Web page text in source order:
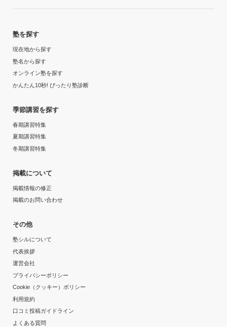
塾を探す
現在地から探す
塾名から探す
オンライン塾を探す
かんたん10秒! ぴったり塾診断
季節講習を探す
春期講習特集
夏期講習特集
冬期講習特集
掲載について
掲載情報の修正
掲載のお問い合わせ
その他
塾シルについて
代表挨拶
運営会社
プライバシーポリシー
Cookie（クッキー）ポリシー
利用規約
口コミ投稿ガイドライン
よくある質問